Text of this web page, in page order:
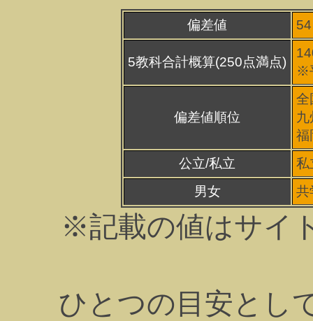
偏差値
5教科合計概算(250点満点)
※
偏差値順位
全
福
公立/私立
私
男女
共
※記載の値はサイ
ひとつの目安とし